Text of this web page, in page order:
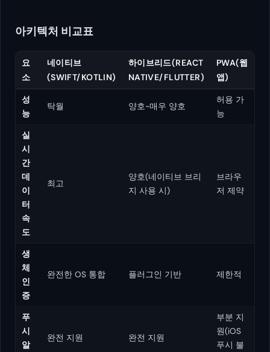
아키텍처 비교표
요
소
네이티브
(SWIFT/KOTLIN)
하이브리드(REACT
NATIVE/FLUTTER)
PWA(웹
앱)
성
능
탁월 양호~매우 양호
허용 가
능
실
시
간
데
이
터
속
도
최고
양호(네이티브 브리
지 사용 시)
브라우
저 제약
생
체
인
증
완전한 OS 통합 플러그인 기반 제한적
푸
시
알
완전 지원 완전 지원
부분 지
원(iOS
푸시 불